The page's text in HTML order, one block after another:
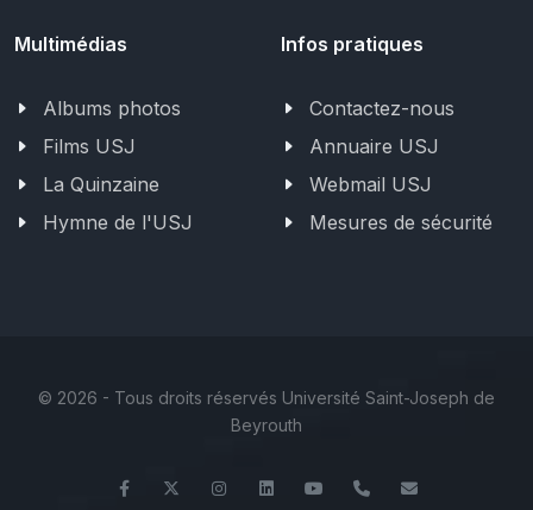
Multimédias
Albums photos
Films USJ
La Quinzaine
Hymne de l'USJ
Infos pratiques
Contactez-nous
Annuaire USJ
Webmail USJ
Mesures de sécurité
© 2026 - Tous droits réservés Université Saint-Joseph de
Beyrouth
FacebookTwitter InstagramLinkedInYouTube+961 (1) 421 368